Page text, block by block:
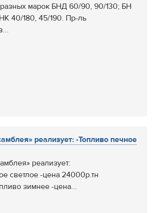
марок БНД 60/90, 90/130; БН
40/180, 45/190. Пр-ль
реализует: -Топливо печное
реализует:
светлое -цена 24000р.тн
зимнее -цена...